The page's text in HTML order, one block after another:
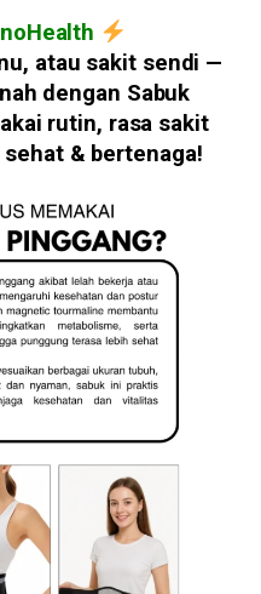
atau sakit sendi —
dengan Sabuk
rutin, rasa sakit
& bertenaga!